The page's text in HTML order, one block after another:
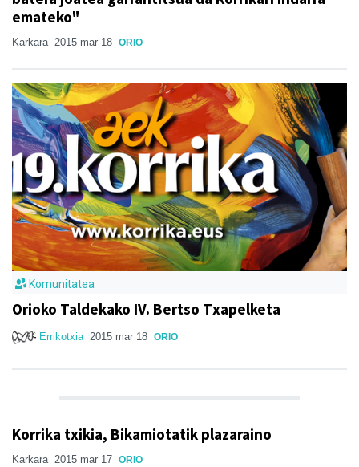
emateko"
Karkara 2015 mar 18 ORIO
Komunitatea
Orioko Taldekako IV. Bertso Txapelketa
Errikotxia 2015 mar 18 ORIO
Korrika txikia, Bikamiotatik plazaraino
Karkara 2015 mar 17 ORIO